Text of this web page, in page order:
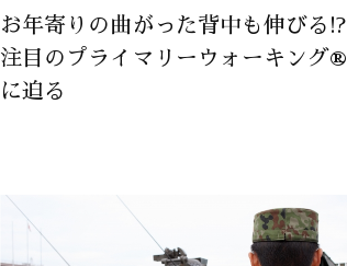
お年寄りの曲がった背中も伸びる!?
注目のプライマリーウォーキング®
に迫る